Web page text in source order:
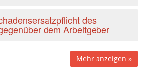
des
dem Arbeitgeber
Mehr anzeigen »